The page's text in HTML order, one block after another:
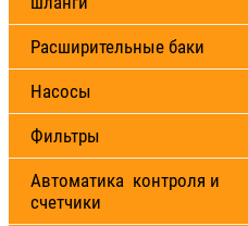
Расширительные баки
Насосы
Фильтры
Автоматика контроля и
счетчики